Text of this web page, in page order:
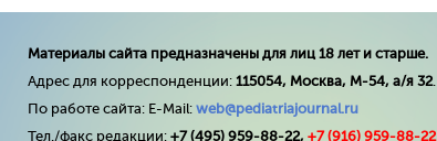
Материалы сайта предназначены для лиц 18 лет и старше.
Адрес для корреспонденции: 115054, Москва, М-54, а/я 32.
По работе сайта: E-Mail: web@pediatriajournal.ru
Тел./факс редакции: +7 (495) 959-88-22, +7 (916) 959-88-22